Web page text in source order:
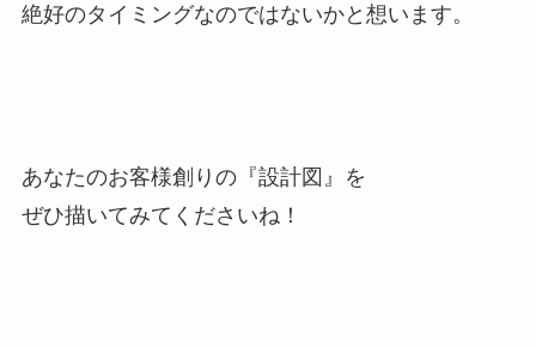
絶好のタイミングなのではないかと想います。
あなたのお客様創りの『設計図』を
ぜひ描いてみてくださいね！